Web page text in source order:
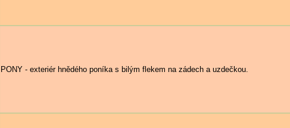
PONY - exteriér hnědého poníka s bilým flekem na zádech a uzdečkou.